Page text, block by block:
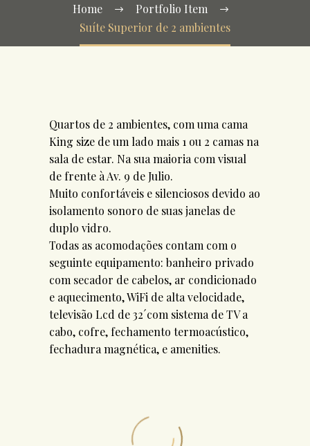
Home
Portfolio Item
Suíte Superior de 2 ambientes
Quartos de 2 ambientes, com uma cama
King size de um lado mais 1 ou 2 camas na
sala de estar. Na sua maioria com visual
de frente à Av. 9 de Julio.
Muito confortáveis e silenciosos devido ao
isolamento sonoro de suas janelas de
duplo vidro.
Todas as acomodações contam com o
seguinte equipamento: banheiro privado
com secador de cabelos, ar condicionado
e aquecimento, WiFi de alta velocidade,
televisão Lcd de 32´com sistema de TV a
cabo, cofre, fechamento termoacústico,
fechadura magnética, e amenities.